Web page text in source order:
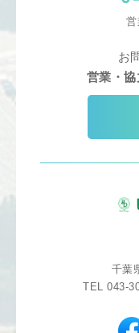
お
営業・
千葉
TEL 043-